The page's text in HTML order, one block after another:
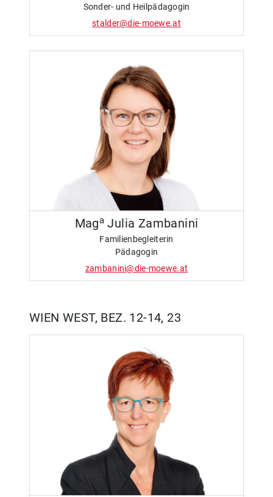
Sonder- und Heilpädagogin
stalder@die-moewe.at
Maga Julia Zambanini
Familienbegleiterin
Pädagogin
zambanini@die-moewe.at
WIEN WEST, BEZ. 12-14, 23